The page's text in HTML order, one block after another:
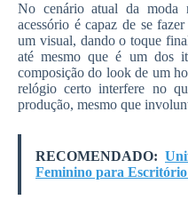
No cenário atual da moda
acessório é capaz de se
um visual, dando o toque
até mesmo que é um dos
composição do look de um
relógio certo interfere no
produção, mesmo que
RECOMENDADO:
Feminino para